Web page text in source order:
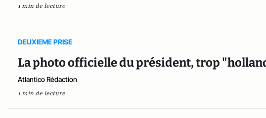
1 min de lecture
DEUXIEME PRISE
La photo officielle du président, trop
Atlantico Rédaction
1 min de lecture